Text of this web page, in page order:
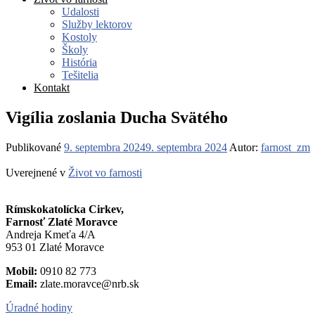
Udalosti
Služby lektorov
Kostoly
Školy
História
Tešitelia
Kontakt
Vigília zoslania Ducha Svätého
Publikované 9. septembra 20249. septembra 2024 Autor: farnost_zm
Uverejnené v Život vo farnosti
Rímskokatolícka Cirkev,
Farnosť Zlaté Moravce
Andreja Kmeťa 4/A
953 01 Zlaté Moravce
Mobil: 0910 82 773
Email: zlate.moravce@nrb.sk
Úradné hodiny